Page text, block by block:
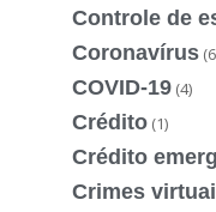
Controle de
Coronavírus
COVID-19 (4)
Crédito (1)
Crédito
Crimes